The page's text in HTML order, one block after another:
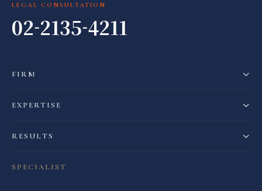
LEGAL CONSULTATION
02-2135-4211
FIRM
EXPERTISE
RESULTS
SPECIALIST